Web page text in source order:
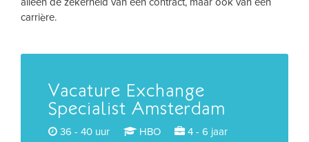
carrière.
Vacature Exchange
Specialist Amsterdam
36 - 40 uur HBO 4 - 6 jaar